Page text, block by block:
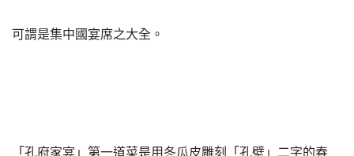
可謂是集中國宴席之大全。
「孔府家宴」第一道菜是用冬瓜皮雕刻「孔壁」二字的春